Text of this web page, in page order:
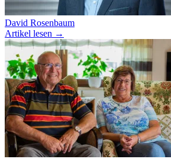
David Rosenbaum
Artikel lesen →